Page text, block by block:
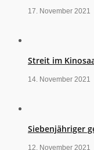
17. November 2021
Streit im
14. November 2021
Siebenjähriger
12. November 2021